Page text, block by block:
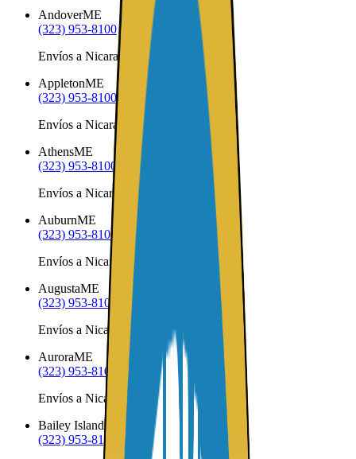
AndoverME
(323) 953-8100
Envíos a Nicaragua desde Andover
AppletonME
(323) 953-8100
Envíos a Nicaragua desde Appleton
AthensME
(323) 953-8100
Envíos a Nicaragua desde Athens
AuburnME
(323) 953-8100
Envíos a Nicaragua desde Auburn
AugustaME
(323) 953-8100
Envíos a Nicaragua desde Augusta
AuroraME
(323) 953-8100
Envíos a Nicaragua desde Aurora
Bailey IslandME
(323) 953-8100